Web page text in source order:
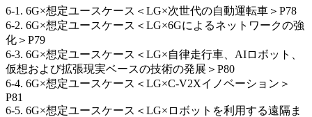
6-1. 6G×想定ユースケース＜LG×次世代の自動運転車＞P78
6-2. 6G×想定ユースケース＜LG×6Gによるネットワークの強
化＞P79
6-3. 6G×想定ユースケース＜LG×自律走行車、AIロボット、
仮想および拡張現実ベースの技術の発展＞P80
6-4. 6G×想定ユースケース＜LG×C-V2Xイノベーション＞
P81
6-5. 6G×想定ユースケース＜LG×ロボットを利用する遠隔ま